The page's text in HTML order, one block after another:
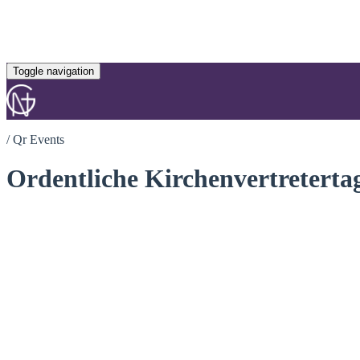
Toggle navigation
/Qr Events
Ordentliche